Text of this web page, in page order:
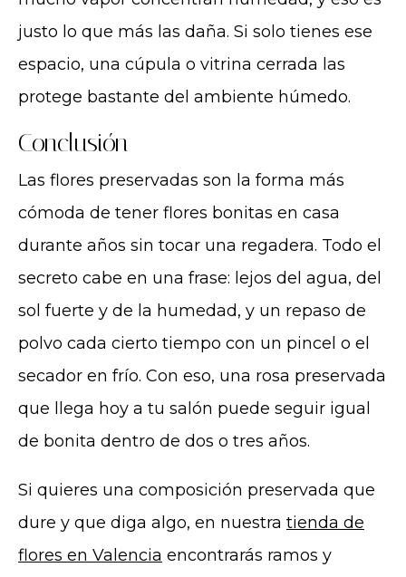
justo lo que más las daña. Si solo tienes ese
espacio, una cúpula o vitrina cerrada las
protege bastante del ambiente húmedo.
Conclusión
Las flores preservadas son la forma más
cómoda de tener flores bonitas en casa
durante años sin tocar una regadera. Todo el
secreto cabe en una frase: lejos del agua, del
sol fuerte y de la humedad, y un repaso de
polvo cada cierto tiempo con un pincel o el
secador en frío. Con eso, una rosa preservada
que llega hoy a tu salón puede seguir igual
de bonita dentro de dos o tres años.
Si quieres una composición preservada que
dure y que diga algo, en nuestra tienda de
flores en Valencia encontrarás ramos y